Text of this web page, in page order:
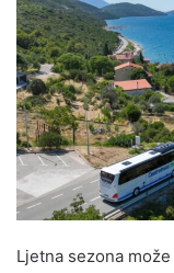
Ljetna sezona